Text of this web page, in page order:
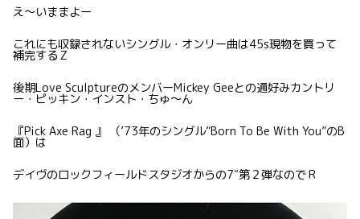
え〜いままよー
これにも収録されないシングル・オンリー曲は45s現物を買って
補完するＺ
後期Love SculptureのメンバーMickey Geeとの通好みカントリ
ー・ピッキン・インスト・ちゅ〜ん
『Pick Axe Rag 』 （’73年のシングル”Born To Be With You”のB
面）は
デイヴのロックフィールドスタジオからの7″第２弾なのでＲ